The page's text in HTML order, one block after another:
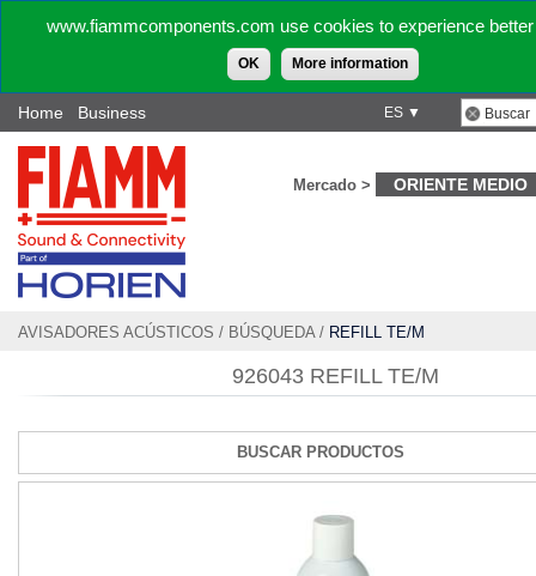
www.fiammcomponents.com use cookies to experience
OK More information
ES ▼
Home Business
Mercado > ORIENTE MEDIO
AVISADORES ACÚSTICOS / BÚSQUEDA/ REFILL TE/M
926043 REFILL TE/M
BUSCAR PRODUCTOS